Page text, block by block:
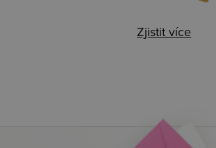
Zjistit více